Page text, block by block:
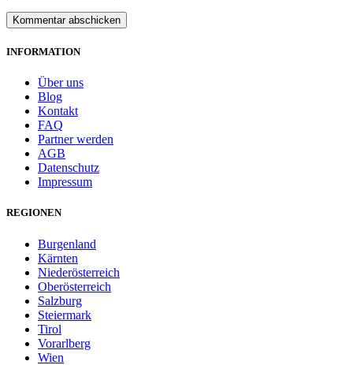
INFORMATION
Über uns
Blog
Kontakt
FAQ
Partner werden
AGB
Datenschutz
Impressum
REGIONEN
Burgenland
Kärnten
Niederösterreich
Oberösterreich
Salzburg
Steiermark
Tirol
Vorarlberg
Wien